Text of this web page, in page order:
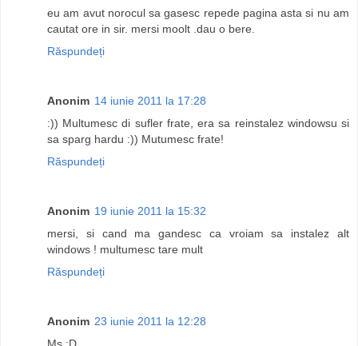
eu am avut norocul sa gasesc repede pagina asta si nu am
cautat ore in sir. mersi moolt .dau o bere.
Răspundeți
Anonim 14 iunie 2011 la 17:28
:)) Multumesc di sufler frate, era sa reinstalez windowsu si
sa sparg hardu :)) Mutumesc frate!
Răspundeți
Anonim 19 iunie 2011 la 15:32
mersi, si cand ma gandesc ca vroiam sa instalez alt
windows ! multumesc tare mult
Răspundeți
Anonim 23 iunie 2011 la 12:28